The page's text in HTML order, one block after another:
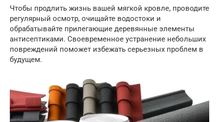
Чтобы продлить жизнь вашей мягкой кровле, проводите
регулярный осмотр, очищайте водостоки и
обрабатывайте прилегающие деревянные элементы
антисептиками. Своевременное устранение небольших
повреждений поможет избежать серьезных проблем в
будущем.